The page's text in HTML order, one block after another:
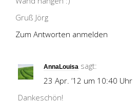
Gruß Jörg
Zum Antworten anmelden
AnnaLouisa sagt:
23 Apr. ’12 um 10:40 Uhr
Dankeschön!